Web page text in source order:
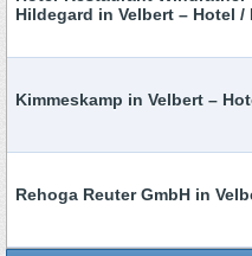
Hildegard in Velbert – Hotel /
Kimmeskamp in Velbert –
Rehoga Reuter GmbH in